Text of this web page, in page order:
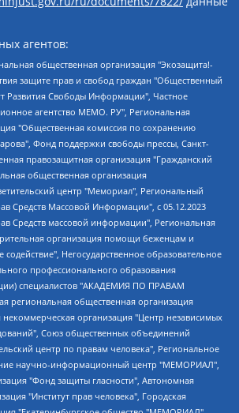
агентов:
"Центр по работе с проблемой насилия "НАСИЛИЮ.НЕТ", Межрегиональный профессиональный союз работников здравоохранения "Альянс врачей", Юридическое лицо, зарегистрированное в Латвийской Республике, SIA "Medusa Project" (регистрационный номер 40103797863, дата регистрации 10.06.2014), Некоммерческая организация "Фонд по борьбе с коррупцией", Автономная некоммерческая организация "Институт права и публичной политики", Баданин Роман Сергеевич, Гликин Максим Александрович, Железнова Мария Михайловна, Лукьянова Юлия Сергеевна, Маетная Елизавета Витальевна, Маняхин Петр Борисович, Чуракова Ольга Владимировна, Ярош Юлия Петровна, Юридическое лицо "The Insider SIA", зарегистрированное в Риге, Латвийская Республика (дата регистрации 26.06.2015), являющееся администратором доменного имени интернет-издания "The Insider SIA", https://theins.ru, Постернак Алексей Евгеньевич, Рубин Михаил Аркадьевич, Анин Роман Александрович, Юридическое лицо Istories fonds, зарегистрированное в Латвийской Республике (регистрационный номер 50008295751, дата регистрации 24.02.2020), Великовский Дмитрий Александрович, Долинина Ирина Николаевна, Мароховская Алеся Алексеевна, Шлейнов Роман Юрьевич, Шмагун Олеся Валентиновна, Общество с ограниченной ответственностью "Альтаир 2021", Общество с ограниченной ответственностью "Вега 2021", Общество с ограниченной ответственностью "Главный редактор 2021", Общество с ограниченной ответственностью "Ромашки монолит", Важенков Артем Валерьевич, Ивановская областная общественная организация "Центр гендерных исследований", Гурман Юрий Альбертович, Медиапроект "ОВД-Инфо", Егоров Владимир Владимирович, Жилинский Владимир Александрович, Общество с ограниченной ответственностью "ЗП", Иванова София Юрьевна, Карезина Инна Павловна, Кильтау Екатерина Викторовна, Петров Алексей Викторович, Пискунов Сергей Евгеньевич, Смирнов Сергей Сергеевич, Тихонов Михаил Сергеевич, Общество с ограниченной ответственностью "ЖУРНАЛИСТ-ИНОСТРАННЫЙ АГЕНТ", Арапова Галина Юрьевна, Вольтская Татьяна Анатольевна, Американская компания "Mason G.E.S. Anonymous Foundation" (США), являющаяся владельцем интернет-издания https://mnews.world/, Компания "Stichting Bellingcat", зарегистрированная в Нидерландах (дата регистрации 11.07.2018), Захаров Андрей Вячеславович, Клепиковская Екатерина Дмитриевна, Общество с ограниченной ответственностью "МЕМО", Перл Роман Александрович, Симонов Евгений Алексеевич, Соловьева Елена Анатольевна, Сотников Даниил Владимирович, Сурначева Елизавета Дмитриевна, Автономная некоммерческая организация по защите прав человека и информированию населения "Якутия – Наше Мнение", Общество с ограниченной ответственностью "Москоу диджитал медиа", с 26.01.2023 Общество с ограниченной ответственностью "Чайка Белые сады", Ветошкина Валерия Валерьевна, Заговора Максим Александрович, Межрегиональное общественное движение "Российская ЛГБТ - сеть", Оленичев Максим Владимирович, Павлов Иван Юрьевич, Скворцова Елена Сергеевна, Общество с ограниченной ответственностью "Как бы инагент", Кочетков Игорь Викторович, Общество с ограниченной ответственностью "Честные выборы", Еланчик Олег Александрович, Общество с ограниченной ответственностью "Нобелевский призыв", Гималова Регина Эмилевна, Григорьев Андрей Валерьевич, Григорьева Алина Александровна, Ассоциация по содействию защите прав призывников, альтернативнослужащих и военнослужащих "Правозащитная группа "Гражданин.Армия.Право", Хисамова Регина Фаритовна, Автономная некоммерческая организация по реализации социально-правовых программ "Лилит", Дальневосточное общественное движение "Маяк", Санкт-Петербургская ЛГБТ-инициативная группа "Выход", Инициативная группа ЛГБТ+ "Реверс", Алексеев Андрей Викторович, Бекбулатова Таисия Львовна, Беляев Иван Михайлович, Владыкина Елена Сергеевна, Гельман Марат Александрович, Никульшина Вероника Юрьевна, Толоконникова Надежда Андреевна, Шендерович Виктор Анатольевич, Общество с ограниченной ответственностью "Данное сообщение", Общество с ограниченной ответственностью Издательский дом "Новая глава", Айнбиндер Александра Александровна, Московский комьюнити-центр для ЛГБТ+инициатив, Благотворительный фонд развития филантропии, Deutsche Welle (Германия, Kurt-Schumacher-Strasse 3, 53113 Bonn), Борзунова Мария Михайловна, Воробьев Виктор Викторович, Голубева Анна Львовна, Константинова Алла Михайловна, Малкова Ирина Владимировна, Мурадов Мурад Абдулгалимович, Осетинская Елизавета Николаевна, Понасенков Евгений Николаевич, Ганапольский Матвей Юрьевич, Киселев Евгений Алексеевич, Борухович Ирина Григорьевна, Дремин Иван Тимофеевич, Дубровский Дмитрий Викторович, Красноярская региональная общественная организация поддержки и развития альтернативных образовательных технологий и межкультурных коммуникаций "ИНТЕРРА", Маяковская Екатерина Алексеевна, Фейгин Марк Захарович, Филимонов Андрей Викторович, Дзугкоева Регина Николаевна, Доброхотов Роман Александрович, Дудь Юрий Александрович, Елкин Сергей Владимирович, Кругликов Кирилл Игоревич, Сабунаева Мария Леонидовна, Семенов Алексей Владимирович, Шаинян Карен Багратович, Шульман Екатерина Михайловна, Асафьев Артур Валерьевич, Вахштайн Виктор Семенович, Венедиктов Алексей Алексеевич, Лушникова Екатерина Евгеньевна, Волков Леонид Михайлович, Невзоров Александр Глебович, Пархоменко Сергей Борисович, Сироткин Ярослав Николаевич, Кара-Мурза Владимир Владимирович, Баранова Наталья Владимировна, Гозман Леонид Яковлевич, Кагарлицкий Борис Юльевич, Климарев Михаил Валерьевич, Милов Владимир Станиславович, Автономная некоммерческая организация Краснодарский центр современного искусства "Типография", Моргенштерн Алишер Тагирович, Соболь Любовь Эдуардовна, Общество с ограниченной ответственностью "ЛИЗА НОРМ", Каспаров Гарри Кимович, Ходорковский Михаил Борисович, Общество с ограниченной ответственностью "Апрельские тезисы", Данилович Ирина Брониславовна, Кашин Олег Владимирович, Петров Николай Владимирович, Пивоваров Алексей Владимирович, Соколов Михаил Владимирович, Цветкова Юлия Владимировна, Чичваркин Евгений Александрович, Комитет против пыток/Команда против пыток, Общество с ограниченной ответственностью "Первый научный", Общество с ограниченной ответственностью "Вертолет и ко", Белоцерковская Вероника Борисовна, Кац Максим Евгеньевич, Лазарева Татьяна Юрьевна, Шаведдинов Руслан Табризович, Яшин Илья Валерьевич, Общество с ограниченной ответственностью "Иноагент ААВ", Алешковский Дмитрий Петрович, Альбац Евгения Марковна, Быков Дмитрий Львович, Галямина Юлия Евгеньевна, Лойко Сергей Леонидович, Мартынов Кирилл Константинович, Медведев Сергей Александрович, Крашенинников Федор Геннадиевич, Гордеева Катерина Вл